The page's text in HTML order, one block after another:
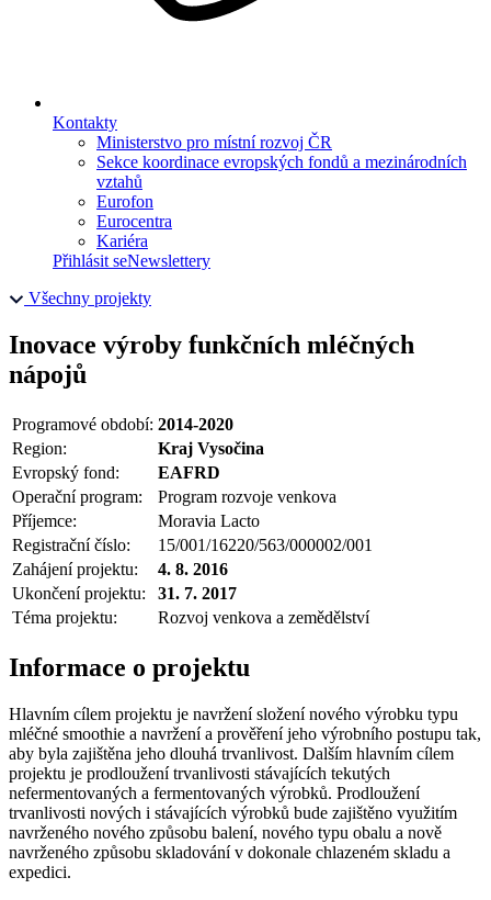
Kontakty
Ministerstvo pro místní rozvoj ČR
Sekce koordinace evropských fondů a mezinárodních
vztahů
Eurofon
Eurocentra
Kariéra
Přihlásit seNewslettery
Všechny projekty
Inovace výroby funkčních mléčných
nápojů
Programové období: 2014-2020
Region:
Kraj Vysočina
Evropský fond:
EAFRD
Operační program:
Program rozvoje venkova
Příjemce:
Moravia Lacto
Registrační číslo:
15/001/16220/563/000002/001
Zahájení projektu:
4. 8. 2016
Ukončení projektu:
31. 7. 2017
Téma projektu:
Rozvoj venkova a zemědělství
Informace o projektu
Hlavním cílem projektu je navržení složení nového výrobku typu
mléčné smoothie a navržení a prověření jeho výrobního postupu tak,
aby byla zajištěna jeho dlouhá trvanlivost. Dalším hlavním cílem
projektu je prodloužení trvanlivosti stávajících tekutých
nefermentovaných a fermentovaných výrobků. Prodloužení
trvanlivosti nových i stávajících výrobků bude zajištěno využitím
navrženého nového způsobu balení, nového typu obalu a nově
navrženého způsobu skladování v dokonale chlazeném skladu a
expedici.